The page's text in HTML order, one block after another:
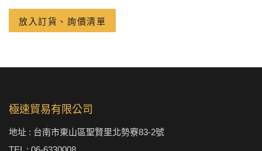
放入訂貨、詢價清單
極速貿易有限公司
地址 : 台南市東山區聖賢里北勢竂83-2號